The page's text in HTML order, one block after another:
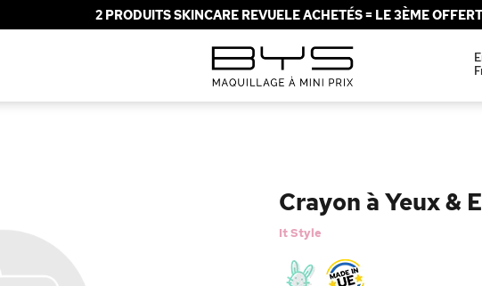
2 PRODUITS SKINCARE REVUELE ACHETÉS = LE 3ÈME
Crayon à Yeux &
It Style